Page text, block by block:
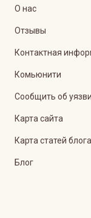
О нас
Отзывы
Контактная
Комьюнити
Сообщить об
Карта сайта
Карта статей блога
Блог